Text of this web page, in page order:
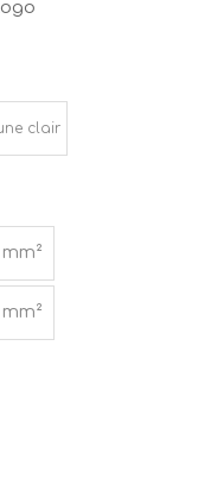
clair